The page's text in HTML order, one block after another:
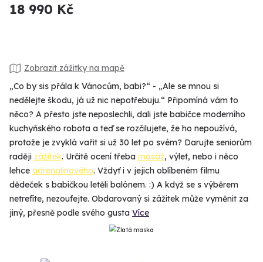
18 990 Kč
Zobrazit zážitky na mapě
„Co by sis přála k Vánocům, babi?“ - „Ale se mnou si
nedělejte škodu, já už nic nepotřebuju.“ Připomíná vám to
něco? A přesto jste neposlechli, dali jste babičce moderního
kuchyňského robota a teď se rozčilujete, že ho nepoužívá,
protože je zvyklá vařit si už 30 let po svém? Darujte seniorům
raději zážitek. Určitě ocení třeba masáž, výlet, nebo i něco
lehce adrenalinového. Vždyť i v jejich oblíbeném filmu
dědeček s babičkou letěli balónem. :) A když se s výběrem
netrefíte, nezoufejte. Obdarovaný si zážitek může vyměnit za
jiný, přesně podle svého gusta Více